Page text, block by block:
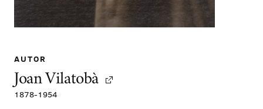
AUTOR
Joan Vilatobà
1878-1954